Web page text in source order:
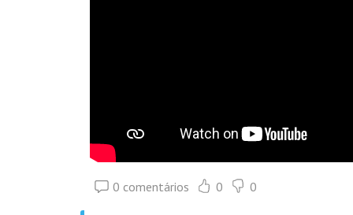
0 comentários 0 0